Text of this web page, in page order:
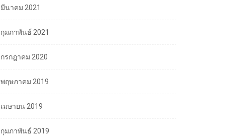
มีนาคม 2021
กุมภาพันธ์ 2021
กรกฎาคม 2020
พฤษภาคม 2019
เมษายน 2019
กุมภาพันธ์ 2019